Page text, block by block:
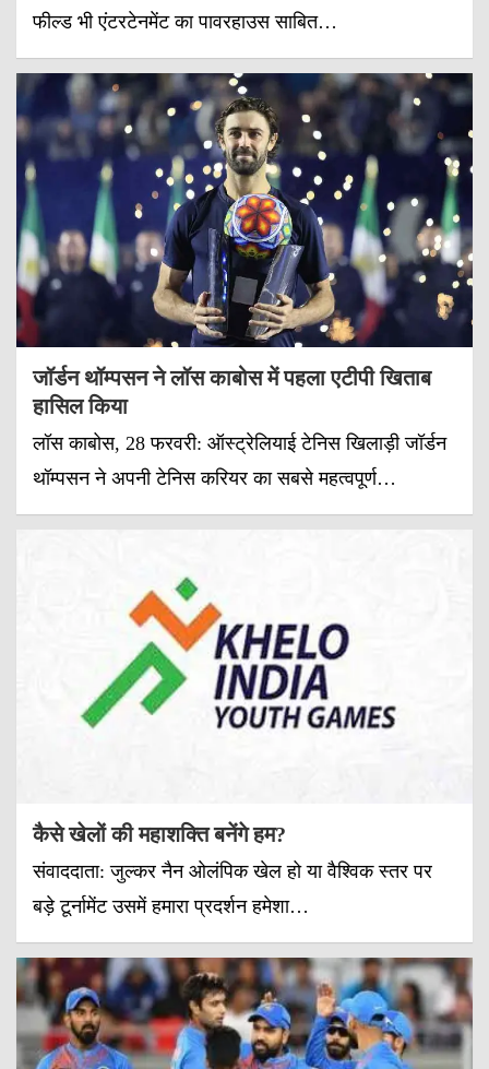
फील्ड भी एंटरटेनमेंट का पावरहाउस साबित…
जॉर्डन थॉम्पसन ने लॉस काबोस में पहला एटीपी खिताब
हासिल किया
लॉस काबोस, 28 फरवरी: ऑस्ट्रेलियाई टेनिस खिलाड़ी जॉर्डन
थॉम्पसन ने अपनी टेनिस करियर का सबसे महत्वपूर्ण…
कैसे खेलों की महाशक्ति बनेंगे हम?
संवाददाता: जुल्कर नैन ओलंपिक खेल हो या वैश्विक स्तर पर
बड़े टूर्नामेंट उसमें हमारा प्रदर्शन हमेशा…